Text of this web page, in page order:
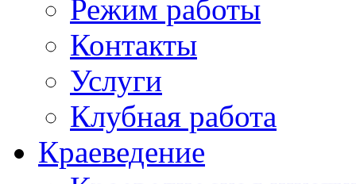
Режим работы
Контакты
Услуги
Клубная работа
Краеведение